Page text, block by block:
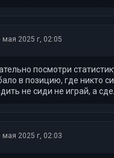
мая 2025 г, 02:05
посмотри
в позицию, где никто
не сиди не играй, а
мая 2025 г, 02:03